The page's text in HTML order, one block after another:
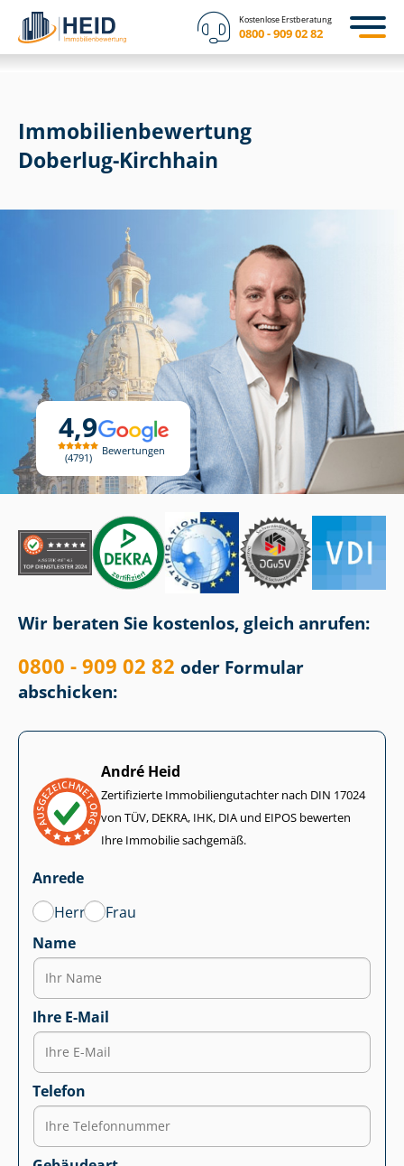
Kostenlose Erstberatung
0800 - 909 02 82
4,9
4791
Bewertungen
Immobilien­bewertung
Doberlug-Kirchhain
Wir beraten Sie kostenlos, gleich anrufen:
0800 - 909 02 82 oder Formular
abschicken:
André Heid
Zertifizierte Im­mo­bi­li­en­gut­ach­ter nach DIN 17024
von TÜV, DEKRA, IHK, DIA und EIPOS bewerten
Ihre Immobilie sachgemäß.
Anrede
Herr
Frau
Name
Ihre E-Mail
Telefon